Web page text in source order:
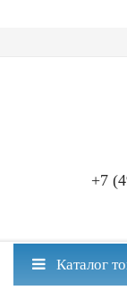
+7
Москва ваш
Каталог